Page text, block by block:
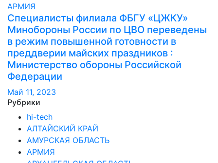
АРМИЯ
Специалисты филиала ФБГУ «ЦЖКУ»
Минобороны России по ЦВО переведены
в режим повышенной готовности в
преддверии майских праздников :
Министерство обороны Российской
Федерации
Май 11, 2023
Рубрики
hi-tech
АЛТАЙСКИЙ КРАЙ
АМУРСКАЯ ОБЛАСТЬ
АРМИЯ